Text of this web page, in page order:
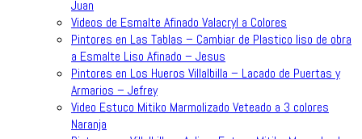
Juan
Videos de Esmalte Afinado Valacryl a Colores
Pintores en Las Tablas – Cambiar de Plastico liso de obra
a Esmalte Liso Afinado – Jesus
Pintores en Los Hueros Villalbilla – Lacado de Puertas y
Armarios – Jefrey
Video Estuco Mitiko Marmolizado Veteado a 3 colores
Naranja